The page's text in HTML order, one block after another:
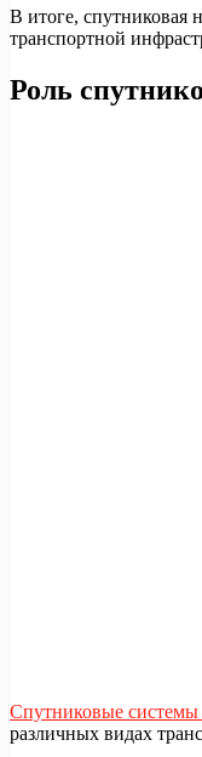
В итоге, спутниковая
транспортной
Роль
Спутниковые системы
различных видах